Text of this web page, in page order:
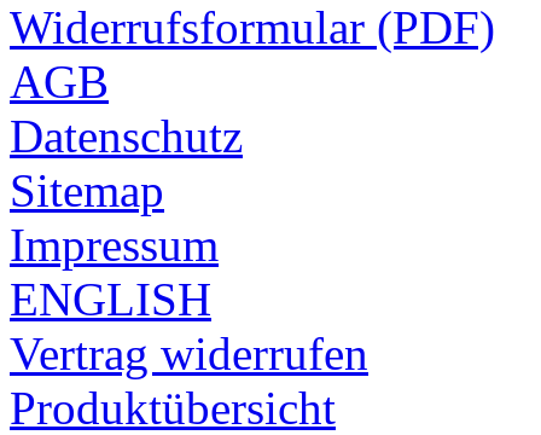
Widerrufsformular (PDF)
AGB
Datenschutz
Sitemap
Impressum
ENGLISH
Vertrag widerrufen
Produktübersicht